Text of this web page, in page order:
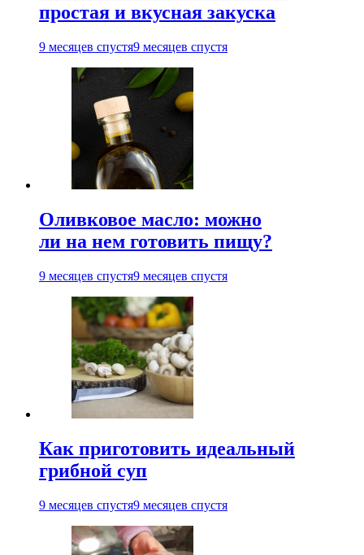
простая и вкусная закуска
9 месяцев спустя9 месяцев спустя
Оливковое масло: можно
ли на нем готовить пищу?
9 месяцев спустя9 месяцев спустя
Как приготовить идеальный
грибной суп
9 месяцев спустя9 месяцев спустя